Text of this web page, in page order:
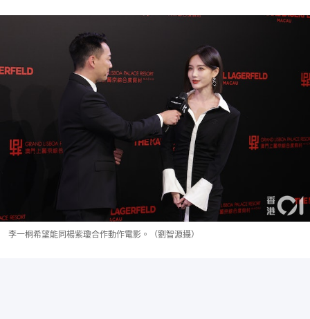
李一桐希望能同楊紫瓊合作動作電影。（劉智源攝）